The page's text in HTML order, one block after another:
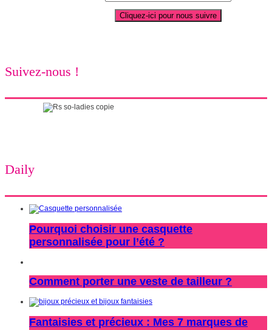
Suivez-nous !
Daily
Pourquoi choisir une casquette
personnalisée pour l’été ?
Comment porter une veste de tailleur ?
Fantaisies et précieux : Mes 7 marques de